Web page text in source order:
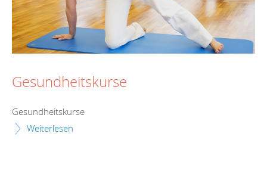
Gesundheitskurse
Gesundheitskurse
Weiterlesen